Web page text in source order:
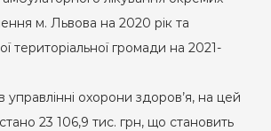
м. Львова на 2020 рік та
територіальної громади на 2021-
управлінні охорони здоров’я, на цей
23 106,9 тис. грн, що становить